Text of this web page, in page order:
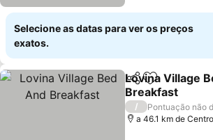
Selecione as datas para ver os preços
exatos.
PartilharAdicionar
Lovina Village
Breakfast
/
Pontuação não
a 46.1 km de